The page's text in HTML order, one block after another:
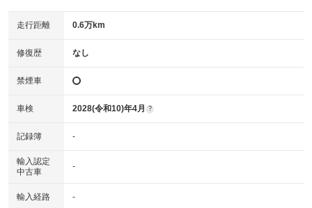
走行距離 0.6万km
修復歴 なし
禁煙車
車検 2028(令和10)年4月 ?
記録簿 -
輸入認定
中古車
-
輸入経路 -